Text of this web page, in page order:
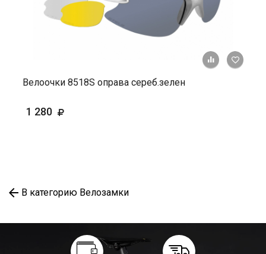
+ К
Велоочки 8518S оправа сереб.зелен
1 280
В категорию Велозамки